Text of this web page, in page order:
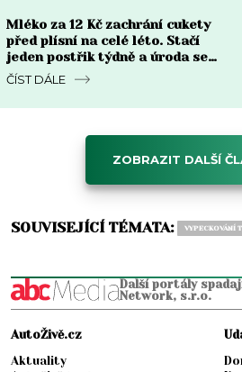
Mléko za 12 Kč zachrání cukety
před plísní na celé léto. Stačí
jeden postřik týdně a úroda se
zdvojnásobí
ČÍST DÁLE
ZOBRAZIT DALŠÍ
SOUVISEJÍCÍ TÉMATA: VYPECKOVÁNÍ
Další portály
Network, s.r.o.
AutoŽivě.cz
Aktuality